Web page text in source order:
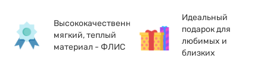
Высококачественный,
мягкий, теплый
материал - ФЛИС
Идеальный
подарок для
любимых и
близких